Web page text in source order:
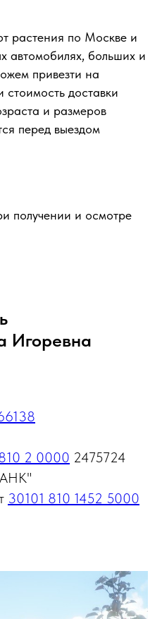
растения по Москве и
автомобилях, больших и
привезти на
стоимость доставки
и размеров
перед выездом
получении и осмотре
Игоревна
2 0000 2475724
30101 810 1452 5000